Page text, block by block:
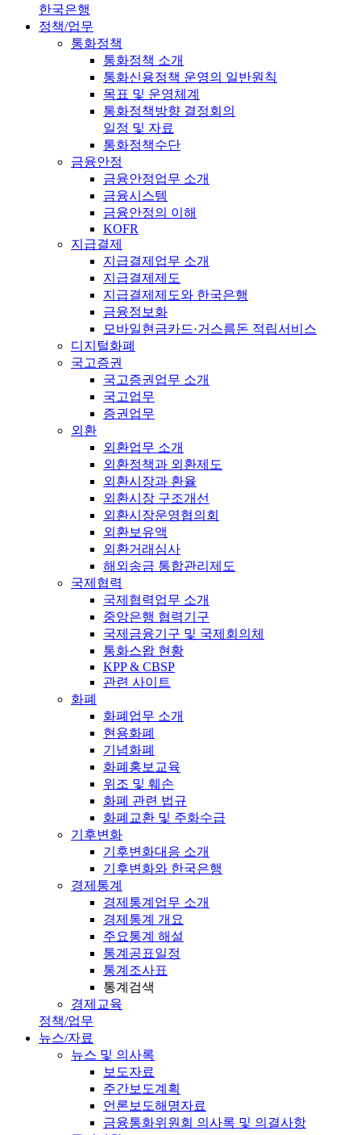
한국은행
정책/업무
통화정책
통화정책 소개
통화신용정책 운영의 일반원칙
목표 및 운영체계
통화정책방향 결정회의
일정 및 자료
통화정책수단
금융안정
금융안정업무 소개
금융시스템
금융안정의 이해
KOFR
지급결제
지급결제업무 소개
지급결제제도
지급결제제도와 한국은행
금융정보화
모바일현금카드·거스름돈 적립서비스
디지털화폐
국고증권
국고증권업무 소개
국고업무
증권업무
외환
외환업무 소개
외환정책과 외환제도
외환시장과 환율
외환시장 구조개선
외환시장운영협의회
외환보유액
외환거래심사
해외송금 통합관리제도
국제협력
국제협력업무 소개
중앙은행 협력기구
국제금융기구 및 국제회의체
통화스왑 현황
KPP & CBSP
관련 사이트
화폐
화폐업무 소개
현용화폐
기념화폐
화폐홍보교육
위조 및 훼손
화폐 관련 법규
화폐교환 및 주화수급
기후변화
기후변화대응 소개
기후변화와 한국은행
경제통계
경제통계업무 소개
경제통계 개요
주요통계 해설
통계공표일정
통계조사표
통계검색
경제교육
정책/업무
뉴스/자료
뉴스 및 의사록
보도자료
주간보도계획
언론보도해명자료
금융통화위원회 의사록 및 의결사항